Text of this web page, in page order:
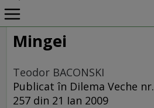
Home
Societate
DIN POLUL PLUS
Mingei
Teodor BACONSKI
Publicat în Dilema Veche nr.
257 din 21 Ian 2009